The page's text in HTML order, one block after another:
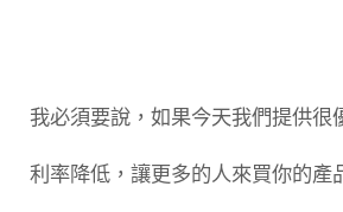
我必須要說，如果今天我們提供很
利率降低，讓更多的人來買你的產